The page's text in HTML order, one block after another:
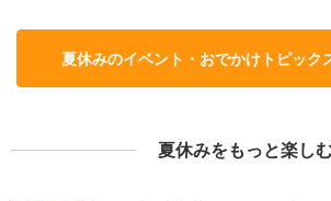
夏休みのイベント・おでかけトピック
夏休みをもっと楽し